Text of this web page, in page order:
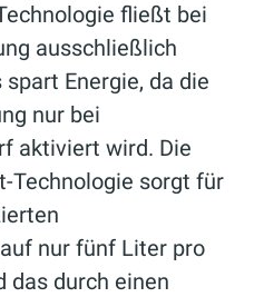
fließt bei
ausschließlich
Energie, da die
nur bei
aktiviert wird. Die
Technologie sorgt für
nur fünf Liter pro
das durch einen